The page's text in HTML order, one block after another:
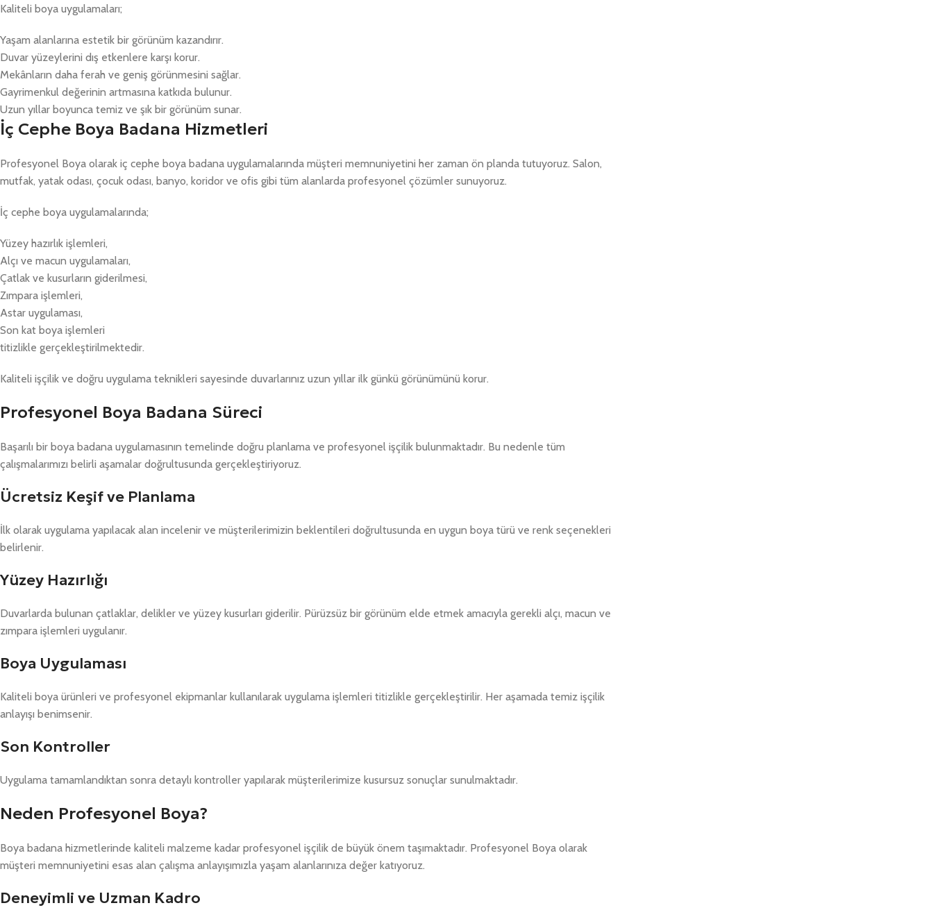
Kaliteli boya uygulamaları;
Yaşam alanlarına estetik bir görünüm kazandırır.
Duvar yüzeylerini dış etkenlere karşı korur.
Mekânların daha ferah ve geniş görünmesini sağlar.
Gayrimenkul değerinin artmasına katkıda bulunur.
Uzun yıllar boyunca temiz ve şık bir görünüm sunar.
İç Cephe Boya Badana Hizmetleri
Profesyonel Boya olarak iç cephe boya badana uygulamalarında müşteri memnuniyetini her zaman ön planda tutuyoruz. Salon,
mutfak, yatak odası, çocuk odası, banyo, koridor ve ofis gibi tüm alanlarda profesyonel çözümler sunuyoruz.
İç cephe boya uygulamalarında;
Yüzey hazırlık işlemleri,
Alçı ve macun uygulamaları,
Çatlak ve kusurların giderilmesi,
Zımpara işlemleri,
Astar uygulaması,
Son kat boya işlemleri
titizlikle gerçekleştirilmektedir.
Kaliteli işçilik ve doğru uygulama teknikleri sayesinde duvarlarınız uzun yıllar ilk günkü görünümünü korur.
Profesyonel Boya Badana Süreci
Başarılı bir boya badana uygulamasının temelinde doğru planlama ve profesyonel işçilik bulunmaktadır. Bu nedenle tüm
çalışmalarımızı belirli aşamalar doğrultusunda gerçekleştiriyoruz.
Ücretsiz Keşif ve Planlama
İlk olarak uygulama yapılacak alan incelenir ve müşterilerimizin beklentileri doğrultusunda en uygun boya türü ve renk seçenekleri
belirlenir.
Yüzey Hazırlığı
Duvarlarda bulunan çatlaklar, delikler ve yüzey kusurları giderilir. Pürüzsüz bir görünüm elde etmek amacıyla gerekli alçı, macun ve
zımpara işlemleri uygulanır.
Boya Uygulaması
Kaliteli boya ürünleri ve profesyonel ekipmanlar kullanılarak uygulama işlemleri titizlikle gerçekleştirilir. Her aşamada temiz işçilik
anlayışı benimsenir.
Son Kontroller
Uygulama tamamlandıktan sonra detaylı kontroller yapılarak müşterilerimize kusursuz sonuçlar sunulmaktadır.
Neden Profesyonel Boya?
Boya badana hizmetlerinde kaliteli malzeme kadar profesyonel işçilik de büyük önem taşımaktadır. Profesyonel Boya olarak
müşteri memnuniyetini esas alan çalışma anlayışımızla yaşam alanlarınıza değer katıyoruz.
Deneyimli ve Uzman Kadro